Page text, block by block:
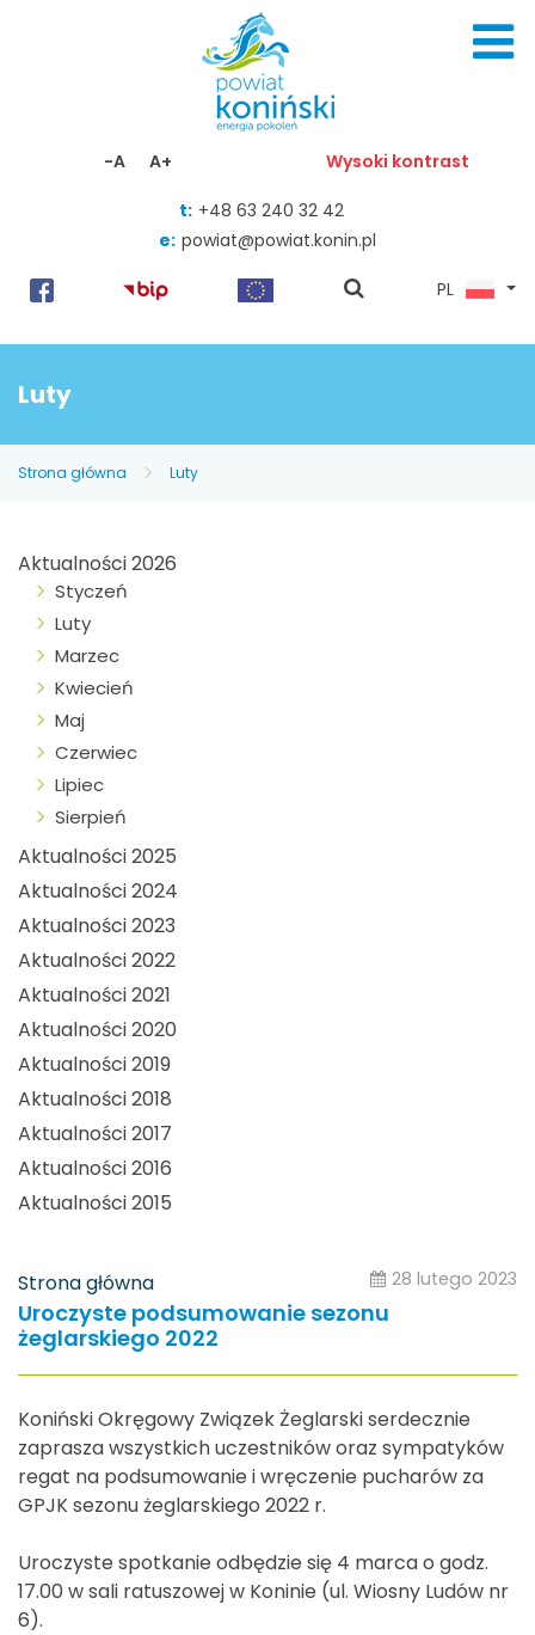
-A A+ Wysoki kontrast
t: +48 63 240 32 42
e: powiat@powiat.konin.pl
pokaż
PL
Luty
Strona główna Luty
Aktualności 2026
Styczeń
Luty
Marzec
Kwiecień
Maj
Czerwiec
Lipiec
Sierpień
Aktualności 2025
Aktualności 2024
Aktualności 2023
Aktualności 2022
Aktualności 2021
Aktualności 2020
Aktualności 2019
Aktualności 2018
Aktualności 2017
Aktualności 2016
Aktualności 2015
Strona główna 28 lutego 2023
Uroczyste podsumowanie sezonu
żeglarskiego 2022
Koniński Okręgowy Związek Żeglarski serdecznie
zaprasza wszystkich uczestników oraz sympatyków
regat na podsumowanie i wręczenie pucharów za
GPJK sezonu żeglarskiego 2022 r.
Uroczyste spotkanie odbędzie się 4 marca o godz.
17.00 w sali ratuszowej w Koninie (ul. Wiosny Ludów nr
6).